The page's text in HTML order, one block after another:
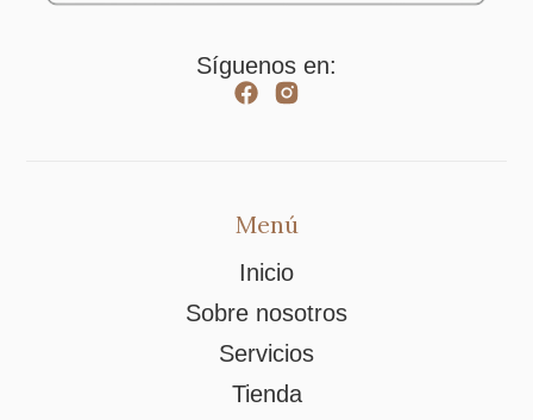
Síguenos en:
Menú
Inicio
Sobre nosotros
Servicios
Tienda